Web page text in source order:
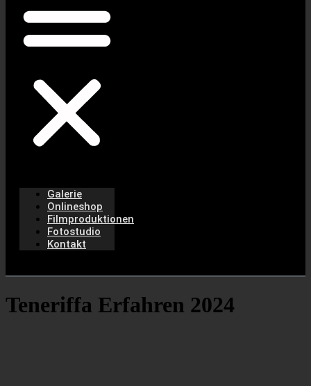
Galerie
Onlineshop
Filmproduktionen
Fotostudio
Kontakt
Teneriffa Erfahren 2024